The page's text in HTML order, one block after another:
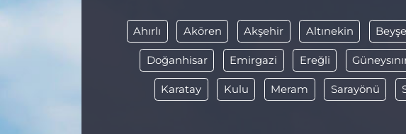
Ahırlı Akören Akşehir Altınekin
Doğanhisar Emirgazi Ereğli
Karatay Kulu Meram Sarayönü